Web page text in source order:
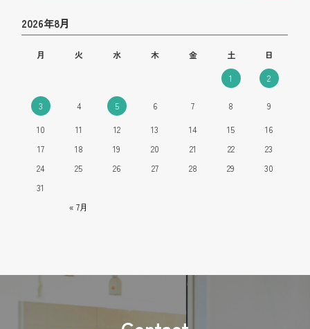
2026年8月
月 火 水 木 金 土 日
« 7月
1 2
3 4 5 6 7 8
9
10
11 12 13 14 15
16
17
18 19 20 21 22
23
24
25 26 27 28 29
30
31